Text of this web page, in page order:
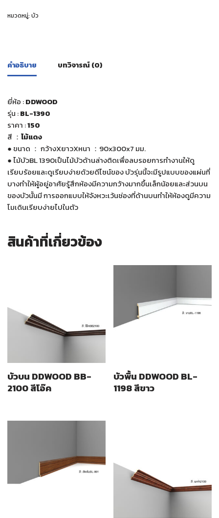
หมวดหมู่: บัว
คำอธิบาย บทวิจารณ์ (0)
ยี่ห้อ :DDWOOD
รุ่น :BL-1390
ราคา :150
สี ： ไม้แดง
● ขนาด ： กว้างXยาวXหนา ：90x300x7 มม.
● ไม้บัวBL 1390เป็นไม้บัวด้านล่างติดเพื่อลบรอยการทำงานให้ดู
เรียบร้อยและดูเรียบง่ายด้วยดีไซน์ของ บัวรุ่นนี้จะมีรูปแบบของแผ่นที่
บางทำให้ผู้อยู่อาศัยรู้สึกห้องมีความกว้างมากขึ้นเล็กน้อยและส่วนบน
ของบัวนั้นมี การออกแบบให้จังหวะเว้นช่องที่ด้านบนทำให้ห้องดูมีความ
โมเดินเรียบง่ายไปในตัว
สินค้าที่เกี่ยวข้อง
บัวบน DDWOOD BB-
2100 สีโอ๊ค
บัวพื้น DDWOOD BL-
1198 สีขาว